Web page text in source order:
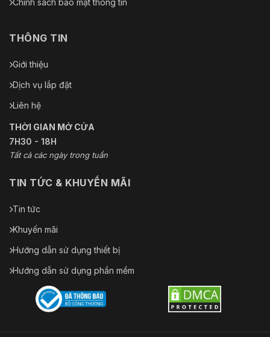
THÔNG TIN
Giới thiệu
Dịch vụ lắp đặt
Liên hệ
THỜI GIAN MỞ CỬA
7H30 - 18H
Tất cả các ngày trong tuần
TIN TỨC & KHUYẾN MÃI
Tin tức
Khuyến mãi
Hướng dẫn sử dụng thiết bị
Hướng dẫn sử dụng phần mềm